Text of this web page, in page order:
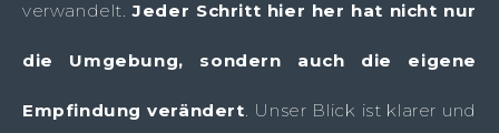
verwandelt.Jeder Schritt hier her hat nicht nur
die Umgebung, sondern auch die eigene
Empfindung verändert. Unser Blick ist klarer und